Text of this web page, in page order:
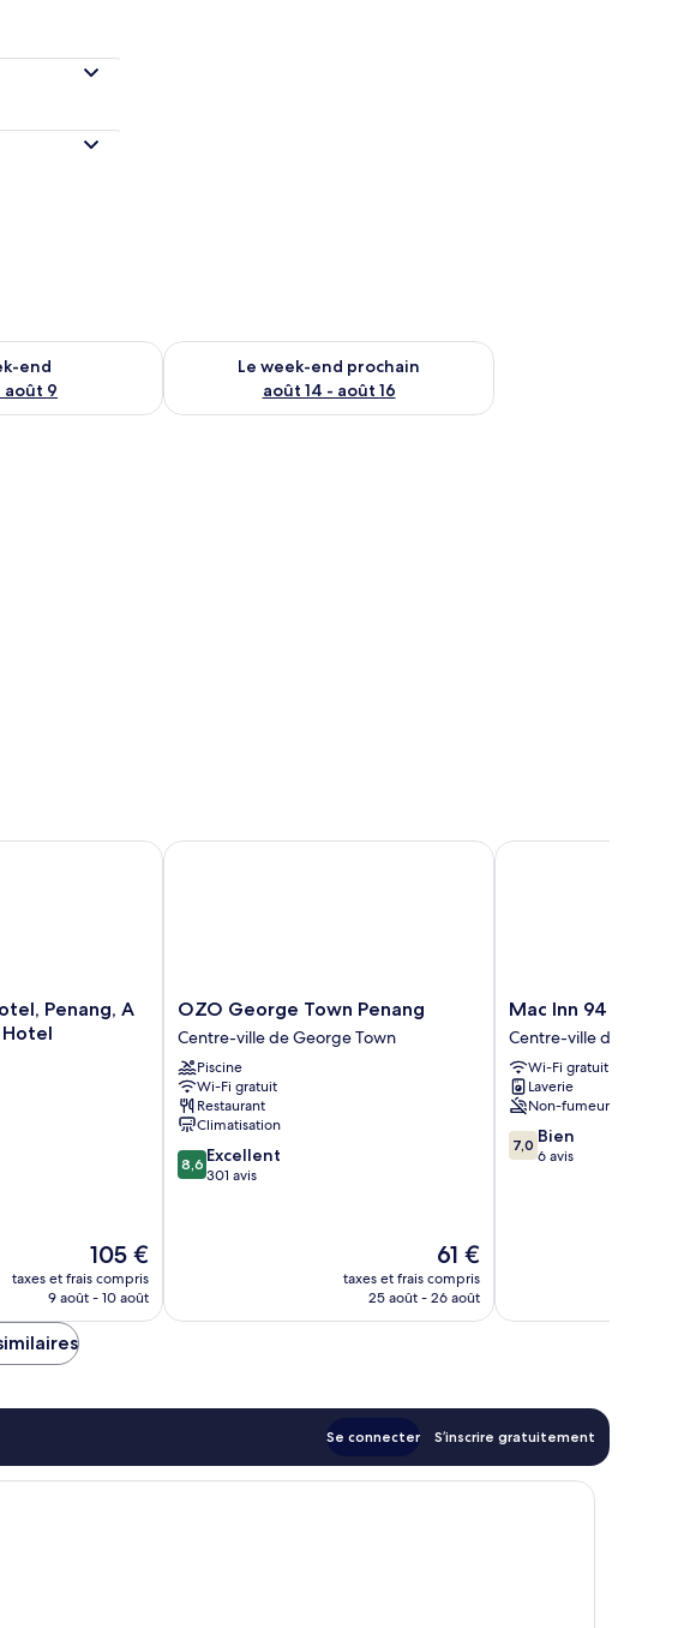
end
août 9
pour ce week-end août 7 - août 9
Le week-end prochain
août 14 - août 16
Vérifier la disponibilité pour le week-end prochain août 14 -
Penang, A
Le
nouveau
prix
105 €
taxes et frais compris
9 août - 10 août
Penang, A Tribute Portfolio Hotel
OZO
George
Town
Penang
Centre-
ville
de
George
Town
OZO George Town Penang
Centre-ville de George Town
Piscine
Wi-Fi gratuit
Restaurant
Climatisation
8.6
sur
8,6 Excellent
301 avis
Le
nouveau
prix
61 €
taxes et frais compris
25 août - 26 août
OZO George Town Penang
Mac
Inn
94
Centre-
ville
de
George
Town
Mac Inn 94
Centre-ville de George
Wi-Fi gratuit
Laverie
Non-fumeurs
7.0
sur
7,0 Bien
6 avis
Mac Inn 94
Se connecter S’inscrire gratuitement